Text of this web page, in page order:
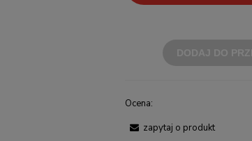
Ocena:
zapytaj o produkt